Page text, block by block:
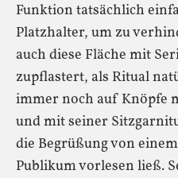
Funktion tatsächlich
Platzhalter, um zu
auch diese Fläche mit
zupflastert, als Ritual
immer noch auf Knöpfe
und mit seiner
die Begrüßung von
Publikum vorlesen ließ.